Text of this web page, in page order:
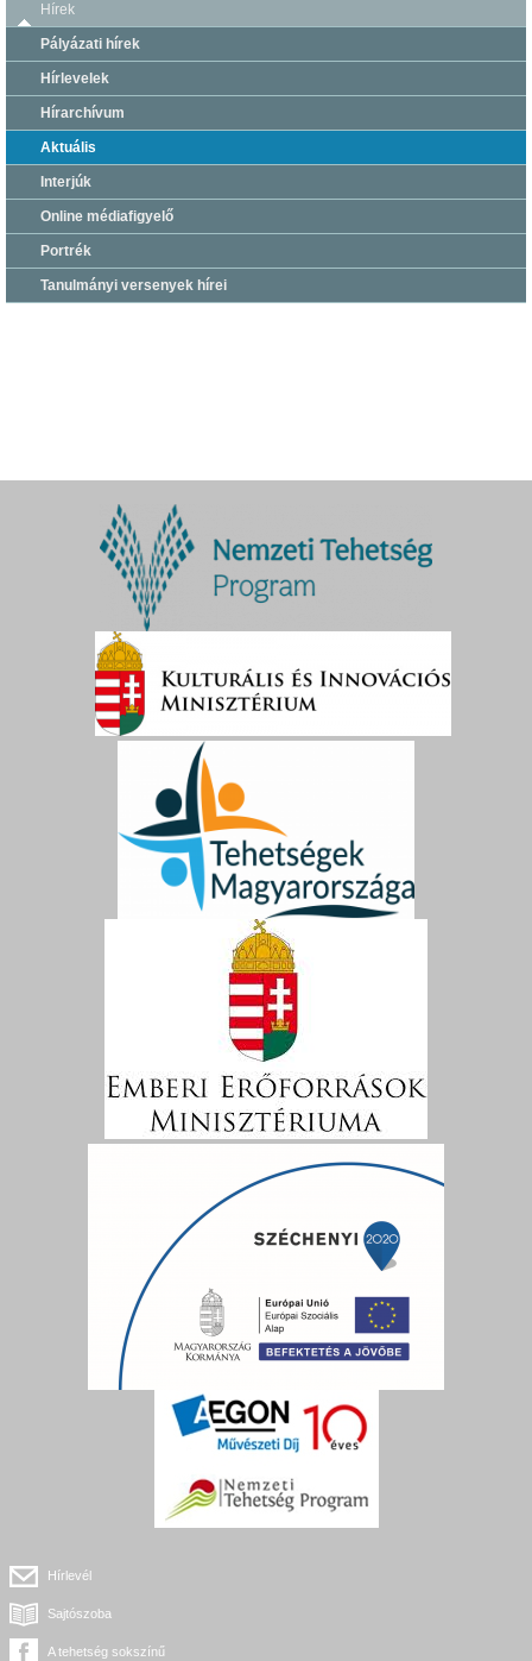
Hírek
Pályázati hírek
Hírlevelek
Hírarchívum
Aktuális
Interjúk
Online médiafigyelő
Portrék
Tanulmányi versenyek hírei
Hírlevél
Sajtószoba
A tehetség sokszínű